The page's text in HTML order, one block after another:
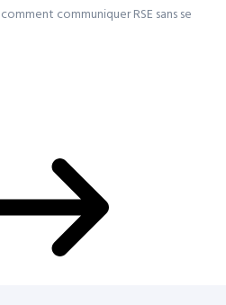
communiquer RSE sans se